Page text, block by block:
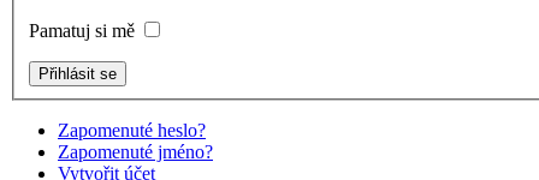
Pamatuj si mě
Zapomenuté heslo?
Zapomenuté jméno?
Vytvořit účet